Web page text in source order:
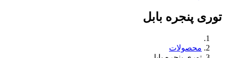
توری پنجره بابل
محصولات